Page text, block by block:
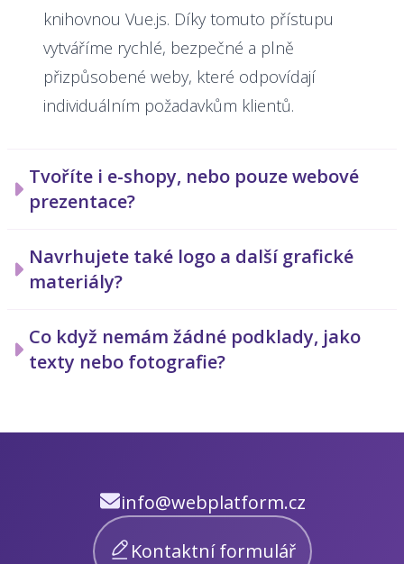
knihovnou Vue.js. Díky tomuto přístupu
vytváříme rychlé, bezpečné a plně
přizpůsobené weby, které odpovídají
individuálním požadavkům klientů.
Tvoříte i e-shopy, nebo pouze webové
prezentace?
Navrhujete také logo a další grafické
materiály?
Co když nemám žádné podklady, jako
texty nebo fotografie?
info@webplatform.cz
Kontaktní formulář